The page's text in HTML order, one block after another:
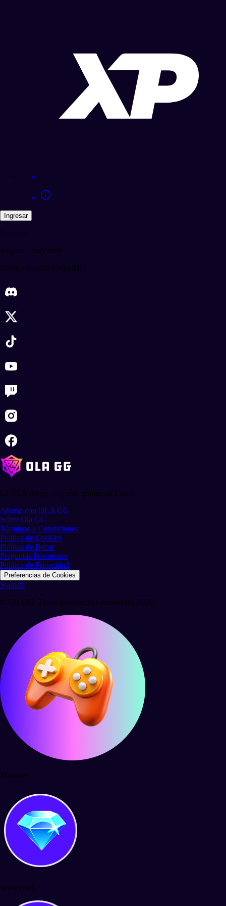
Ingresar
Eventos
Juego no disponible
Únete a nuestra comunidad
La OLA del gaming más grande de Latam.
Aliarse con OLA GG
Sobre Ola GG
Términos y Condiciones
Política de Cookies
Política de Becas
Preguntas Frecuentes
Política de Privacidad
Preferencias de Cookies
Soporte
© Ola GG. Todos los derechos reservados 2026.
Misiones
Votaciones